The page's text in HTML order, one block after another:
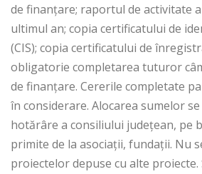
de finanţare; raportul de activitate
ultimul an; copia certificatului de
(CIS); copia certificatului de
obligatorie completarea tuturor
de finanțare. Cererile completate
în considerare. Alocarea sumelor
hotărâre a consiliului județean, pe
primite de la asociații, fundații. Nu
proiectelor depuse cu alte proiecte.